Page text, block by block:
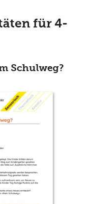
für 4-
Schulweg?